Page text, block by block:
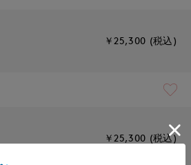
￥25,300 (税込)
￥25,300 (税込)